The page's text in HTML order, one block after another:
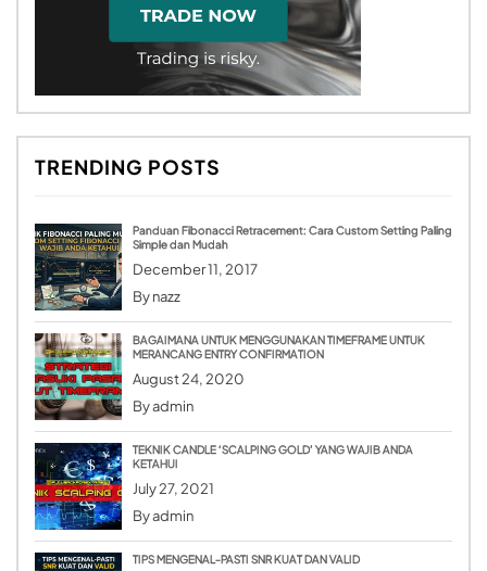
TRENDING POSTS
Panduan Fibonacci Retracement: Cara Custom Setting Paling
Simple dan Mudah
December 11, 2017
Bynazz
BAGAIMANA UNTUK MENGGUNAKAN TIMEFRAME UNTUK
MERANCANG ENTRY CONFIRMATION
August 24, 2020
Byadmin
TEKNIK CANDLE ‘SCALPING GOLD’ YANG WAJIB ANDA
KETAHUI
July 27, 2021
Byadmin
TIPS MENGENAL-PASTI SNR KUAT DAN VALID